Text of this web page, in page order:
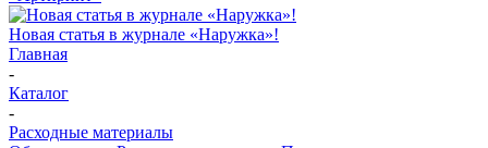
Новая статья в журнале «Наружка»!
Главная
-
Каталог
-
Расходные материалы